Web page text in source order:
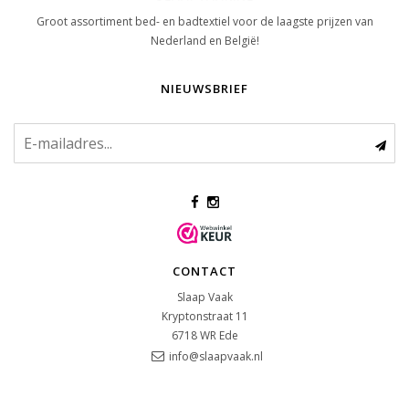
Groot assortiment bed- en badtextiel voor de laagste prijzen van
Nederland en België!
NIEUWSBRIEF
CONTACT
Slaap Vaak
Kryptonstraat 11
6718 WR Ede
info@slaapvaak.nl